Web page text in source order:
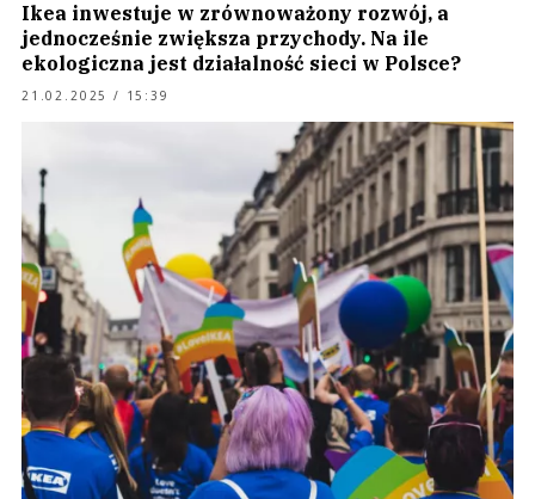
Ikea inwestuje w zrównoważony rozwój, a
jednocześnie zwiększa przychody. Na ile
ekologiczna jest działalność sieci w Polsce?
21.02.2025 / 15:39